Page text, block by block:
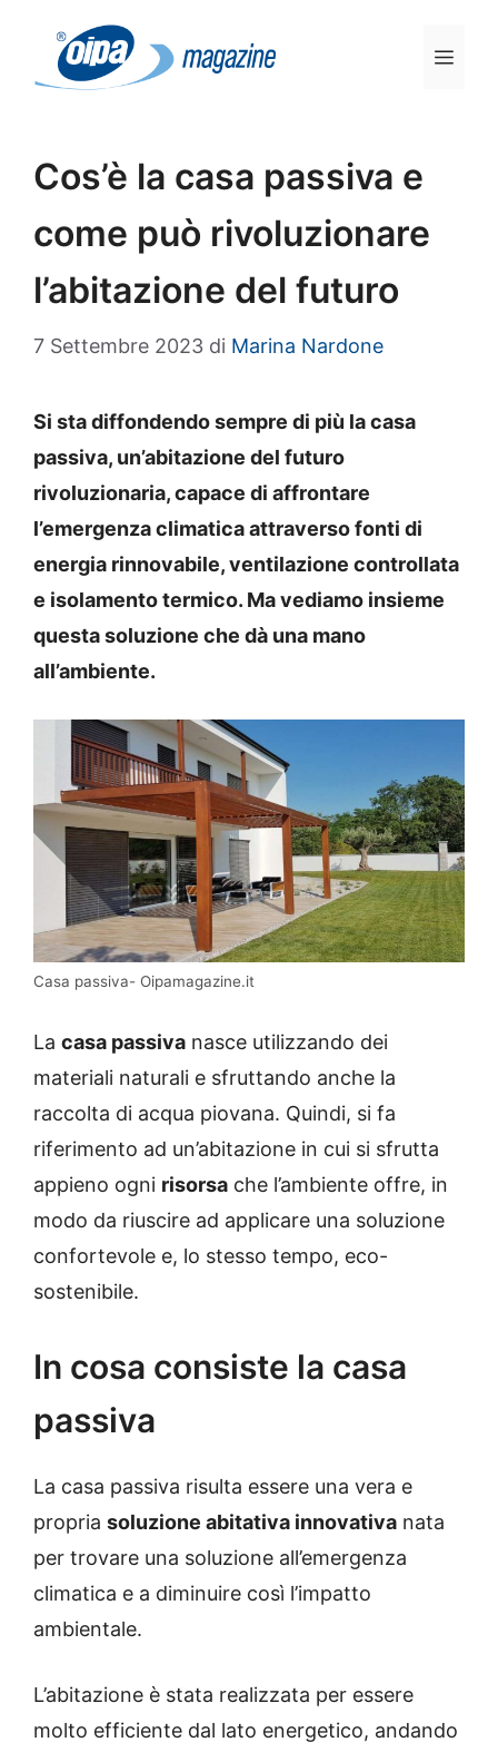
contenuto
Cos’è la casa passiva e
come può rivoluzionare
l’abitazione del futuro
7 Settembre 2023 di Marina Nardone
Si sta diffondendo sempre di più la casa
passiva, un’abitazione del futuro
rivoluzionaria, capace di affrontare
l’emergenza climatica attraverso fonti di
energia rinnovabile, ventilazione controllata
e isolamento termico. Ma vediamo insieme
questa soluzione che dà una mano
all’ambiente.
Casa passiva- Oipamagazine.it
La casa passiva nasce utilizzando dei
materiali naturali e sfruttando anche la
raccolta di acqua piovana. Quindi, si fa
riferimento ad un’abitazione in cui si sfrutta
appieno ogni risorsa che l’ambiente offre, in
modo da riuscire ad applicare una soluzione
confortevole e, lo stesso tempo, eco-
sostenibile.
In cosa consiste la casa
passiva
La casa passiva risulta essere una vera e
propria soluzione abitativa innovativa nata
per trovare una soluzione all’emergenza
climatica e a diminuire così l’impatto
ambientale.
L’abitazione è stata realizzata per essere
molto efficiente dal lato energetico, andando